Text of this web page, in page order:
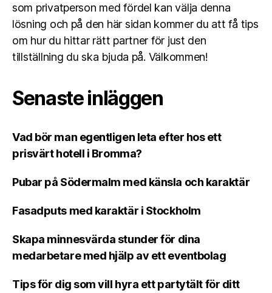
som privatperson med fördel kan välja denna
lösning och på den här sidan kommer du att få tips
om hur du hittar rätt partner för just den
tillställning du ska bjuda på. Välkommen!
Senaste inläggen
Vad bör man egentligen leta efter hos ett
prisvärt hotell i Bromma?
Pubar på Södermalm med känsla och karaktär
Fasadputs med karaktär i Stockholm
Skapa minnesvärda stunder för dina
medarbetare med hjälp av ett eventbolag
Tips för dig som vill hyra ett partytält för ditt